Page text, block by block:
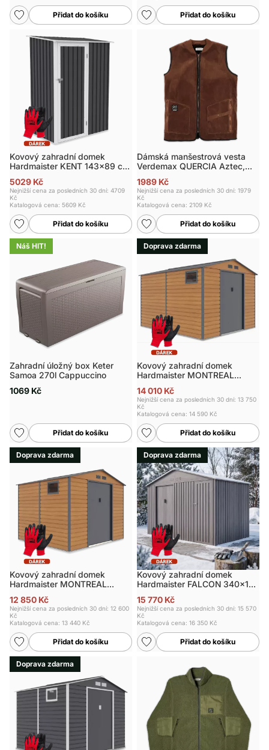
Přidat do košíku Přidat do košíku
Kovový zahradní domek
Hardmaister KENT 143x89 cm
5029 Kč
Nejnižší cena za posledních 30 dní: 4709
Kč
Katalogová cena: 5609 Kč
Přidat do košíku
Dámská manšestrová vesta
Verdemax QUERCIA Aztec,
1989 Kč
Nejnižší cena za posledních 30 dní: 1979
Kč
Katalogová cena: 2109 Kč
Přidat do košíku
Náš HIT!
Zahradní úložný box Keter
Samoa 270l Cappuccino
1069 Kč
Přidat do košíku
Doprava zdarma
Kovový zahradní domek
Hardmaister MONTREAL
14 010 Kč
Nejnižší cena za posledních 30 dní: 13 750
Kč
Katalogová cena: 14 590 Kč
Přidat do košíku
Doprava zdarma
Kovový zahradní domek
Hardmaister MONTREAL
12 850 Kč
Nejnižší cena za posledních 30 dní: 12 600
Kč
Katalogová cena: 13 440 Kč
Přidat do košíku
Doprava zdarma
Kovový zahradní domek
Hardmaister FALCON 340x194
15 770 Kč
Nejnižší cena za posledních 30 dní: 15 570
Kč
Katalogová cena: 16 350 Kč
Přidat do košíku
Doprava zdarma